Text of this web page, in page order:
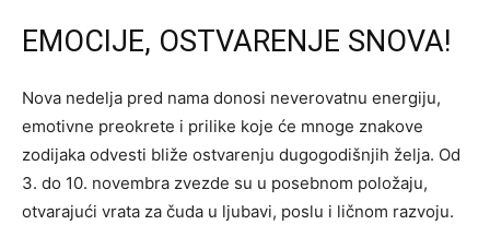
EMOCIJE, OSTVARENJE SNOVA!
Nova nedelja pred nama donosi neverovatnu energiju,
emotivne preokrete i prilike koje će mnoge znakove
zodijaka odvesti bliže ostvarenju dugogodišnjih želja. Od
3. do 10. novembra zvezde su u posebnom položaju,
otvarajući vrata za čuda u ljubavi, poslu i ličnom razvoju.